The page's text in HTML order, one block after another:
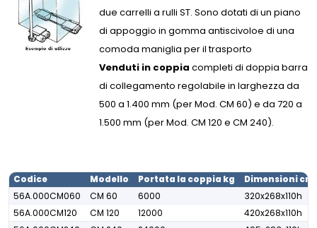
due carrelli a rulli ST. Sono dotati di un piano
di appoggio in gomma antiscivoloe di una
comoda maniglia per il trasporto
Venduti in coppia completi di doppia barra
di collegamento regolabile in larghezza da
500 a 1.400 mm (per Mod. CM 60) e da 720 a
1.500 mm (per Mod. CM 120 e CM 240).
Codice Modello Portata la coppia kg Dimensioni cm.
56A.000CM060 CM 60 6000
320x268x110h
56A.000CM120
CM 120 12000
420x268x110h